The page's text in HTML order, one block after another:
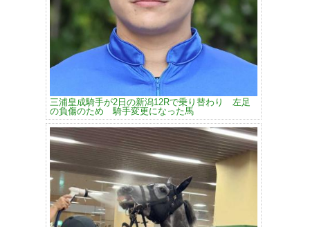
三浦皇成騎手が2日の新潟12Rで乗り替わり 左足
の負傷のため 騎手変更になった馬